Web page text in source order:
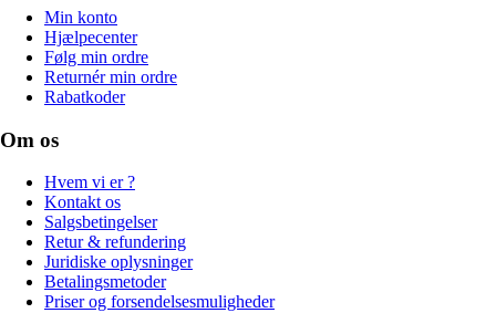
Min konto
Hjælpecenter
Følg min ordre
Returnér min ordre
Rabatkoder
Om os
Hvem vi er ?
Kontakt os
Salgsbetingelser
Retur & refundering
Juridiske oplysninger
Betalingsmetoder
Priser og forsendelsesmuligheder